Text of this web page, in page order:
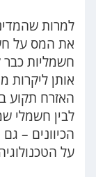
למרות
אותן ליקרות
האזרח תקוע
לבין חשמלי
הכיוונים –
על